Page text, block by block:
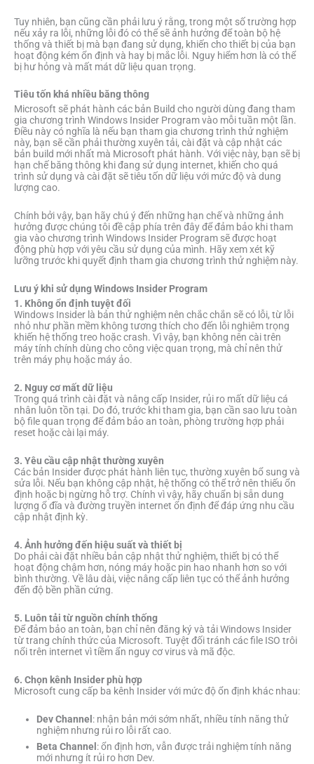
Tuy nhiên, bạn cũng cần phải lưu ý rằng, trong một số trường hợp
nếu xảy ra lỗi, những lỗi đó có thể sẽ ảnh hưởng để toàn bộ hệ
thống và thiết bị mà bạn đang sử dụng, khiến cho thiết bị của bạn
hoạt động kém ổn định và hay bị mắc lỗi. Nguy hiểm hơn là có thể
bị hư hỏng và mất mát dữ liệu quan trọng.
Tiêu tốn khá nhiều băng thông
Microsoft sẽ phát hành các bản Build cho người dùng đang tham
gia chương trình Windows Insider Program vào mỗi tuần một lần.
Điều này có nghĩa là nếu bạn tham gia chương trình thử nghiệm
này, bạn sẽ cần phải thường xuyên tải, cài đặt và cập nhật các
bản build mới nhất mà Microsoft phát hành. Với việc này, bạn sẽ bị
hạn chế băng thông khi đang sử dụng internet, khiến cho quá
trình sử dụng và cài đặt sẽ tiêu tốn dữ liệu với mức độ và dung
lượng cao.
Chính bởi vậy, bạn hãy chú ý đến những hạn chế và những ảnh
hưởng được chúng tôi đề cập phía trên đây để đảm bảo khi tham
gia vào chương trình Windows Insider Program sẽ được hoạt
động phù hợp với yêu cầu sử dụng của mình. Hãy xem xét kỹ
lưỡng trước khi quyết định tham gia chương trình thử nghiệm này.
Lưu ý khi sử dụng Windows Insider Program
1. Không ổn định tuyệt đối
Windows Insider là bản thử nghiệm nên chắc chắn sẽ có lỗi, từ lỗi
nhỏ như phần mềm không tương thích cho đến lỗi nghiêm trọng
khiến hệ thống treo hoặc crash. Vì vậy, bạn không nên cài trên
máy tính chính dùng cho công việc quan trọng, mà chỉ nên thử
trên máy phụ hoặc máy ảo.
2. Nguy cơ mất dữ liệu
Trong quá trình cài đặt và nâng cấp Insider, rủi ro mất dữ liệu cá
nhân luôn tồn tại. Do đó, trước khi tham gia, bạn cần sao lưu toàn
bộ file quan trọng để đảm bảo an toàn, phòng trường hợp phải
reset hoặc cài lại máy.
3. Yêu cầu cập nhật thường xuyên
Các bản Insider được phát hành liên tục, thường xuyên bổ sung và
sửa lỗi. Nếu bạn không cập nhật, hệ thống có thể trở nên thiếu ổn
định hoặc bị ngừng hỗ trợ. Chính vì vậy, hãy chuẩn bị sẵn dung
lượng ổ đĩa và đường truyền internet ổn định để đáp ứng nhu cầu
cập nhật định kỳ.
4. Ảnh hưởng đến hiệu suất và thiết bị
Do phải cài đặt nhiều bản cập nhật thử nghiệm, thiết bị có thể
hoạt động chậm hơn, nóng máy hoặc pin hao nhanh hơn so với
bình thường. Về lâu dài, việc nâng cấp liên tục có thể ảnh hưởng
đến độ bền phần cứng.
5. Luôn tải từ nguồn chính thống
Để đảm bảo an toàn, bạn chỉ nên đăng ký và tải Windows Insider
từ trang chính thức của Microsoft. Tuyệt đối tránh các file ISO trôi
nổi trên internet vì tiềm ẩn nguy cơ virus và mã độc.
6. Chọn kênh Insider phù hợp
Microsoft cung cấp ba kênh Insider với mức độ ổn định khác nhau:
Dev Channel : nhận bản mới sớm nhất, nhiều tính năng thử
nghiệm nhưng rủi ro lỗi rất cao.
Beta Channel : ổn định hơn, vẫn được trải nghiệm tính năng
mới nhưng ít rủi ro hơn Dev.